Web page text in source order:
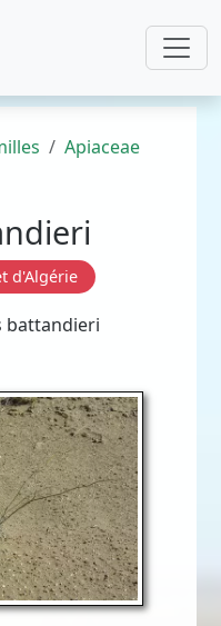
Apiaceae
d'Algérie
battandieri